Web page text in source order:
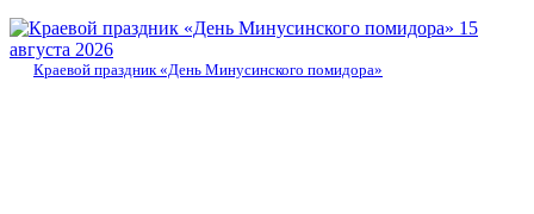
15
августа 2026
Краевой праздник «День Минусинского помидора»